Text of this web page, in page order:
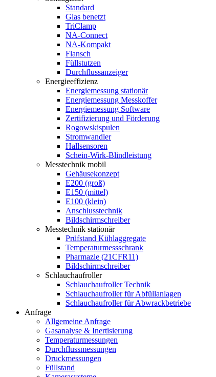
Standard
Glas benetzt
TriClamp
NA-Connect
NA-Kompakt
Flansch
Füllstutzen
Durchflussanzeiger
Energieeffizienz
Energiemessung stationär
Energiemessung Messkoffer
Energiemessung Software
Zertifizierung und Förderung
Rogowskispulen
Stromwandler
Hallsensoren
Schein-Wirk-Blindleistung
Messtechnik mobil
Gehäusekonzept
E200 (groß)
E150 (mittel)
E100 (klein)
Anschlusstechnik
Bildschirmschreiber
Messtechnik stationär
Prüfstand Kühlaggregate
Temperaturmessschrank
Pharmazie (21CFR11)
Bildschirmschreiber
Schlauchaufroller
Schlauchaufroller Technik
Schlauchaufroller für Abfüllanlagen
Schlauchaufroller für Abwrackbetriebe
Anfrage
Allgemeine Anfrage
Gasanalyse & Inertisierung
Temperaturmessungen
Durchflussmessungen
Druckmessungen
Füllstand